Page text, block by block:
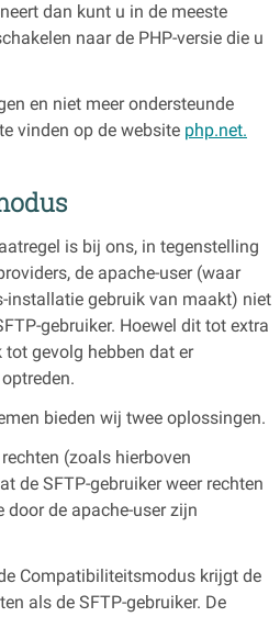
dan kunt u in de meeste
naar de PHP-versie die u
en niet meer ondersteunde
vinden op de website php.net.
is bij ons, in tegenstelling
de apache-user (waar
installatie gebruik van maakt) niet
gebruiker. Hoewel dit tot extra
gevolg hebben dat er
bieden wij twee oplossingen.
(zoals hierboven
de SFTP-gebruiker weer rechten
de apache-user zijn
Compatibiliteitsmodus krijgt de
als de SFTP-gebruiker. De